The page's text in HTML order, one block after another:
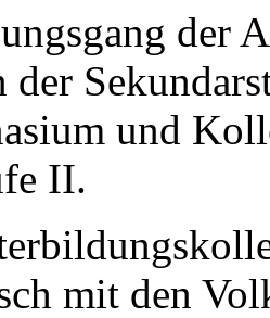
der
der
und
II.
mit den